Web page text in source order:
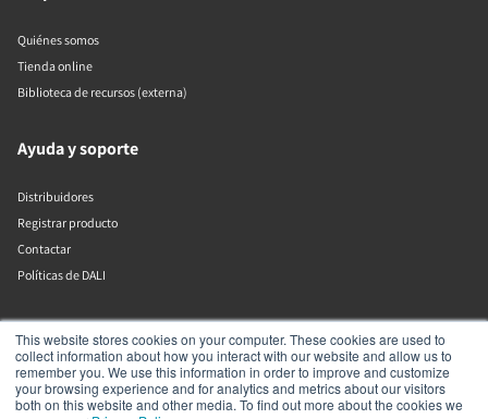
This website stores cookies on your computer. These cookies are used to
collect information about how you interact with our website and allow us to
remember you. We use this information in order to improve and customize
your browsing experience and for analytics and metrics about our visitors
both on this website and other media. To find out more about the cookies we
Quiénes somos
Tienda online
Biblioteca de recursos (externa)
Ayuda y soporte
Distribuidores
Registrar producto
Contactar
Políticas de DALI
DALI A/S
Dali Allé 1
Nørager
Nordjylland